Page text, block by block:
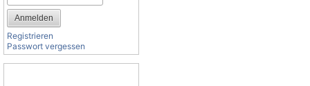
Registrieren
Passwort vergessen